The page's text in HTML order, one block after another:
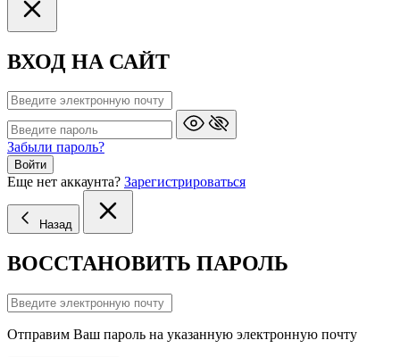
ВХОД НА САЙТ
Забыли пароль?
Войти
Еще нет аккаунта? Зарегистрироваться
Назад
ВОССТАНОВИТЬ ПАРОЛЬ
Отправим Ваш пароль на указанную электронную почту